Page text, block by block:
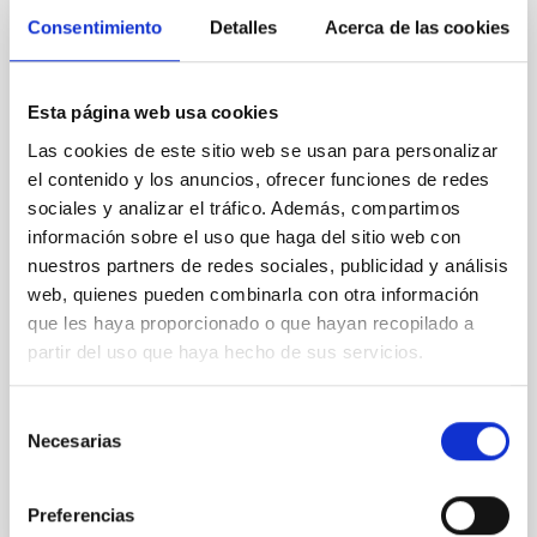
Consentimiento Detalles Acerca de las cookies
Esta página web usa cookies
Las cookies de este sitio web se usan para personalizar
el contenido y los anuncios, ofrecer funciones de redes
sociales y analizar el tráfico. Además, compartimos
información sobre el uso que haga del sitio web con
nuestros partners de redes sociales, publicidad y análisis
web, quienes pueden combinarla con otra información
que les haya proporcionado o que hayan recopilado a
partir del uso que haya hecho de sus servicios.
Necesarias
Preferencias
Rotational Light Curve and Photometric
of the Lucy Mutual Event Campaign
We report a rotational light curve and Fourier baseline
model for the Jupiter Trojan (15094) Polymele, a
primary target of the NASA Lucy mission, obtained
on 2026 May 19─20 and May 21─22 UT with the
Two-meter Twin Telescope (TTT). Phase-Dispersion
Minimization over the combined two-night dataset
yields P rot = 5.762 ± 0.051 hr and a peak-to-peak
Alarcon, Miguel R. et al.
NÚMERO DE CITAS